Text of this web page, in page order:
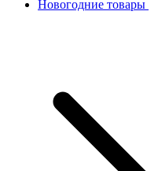
Новогодние товары